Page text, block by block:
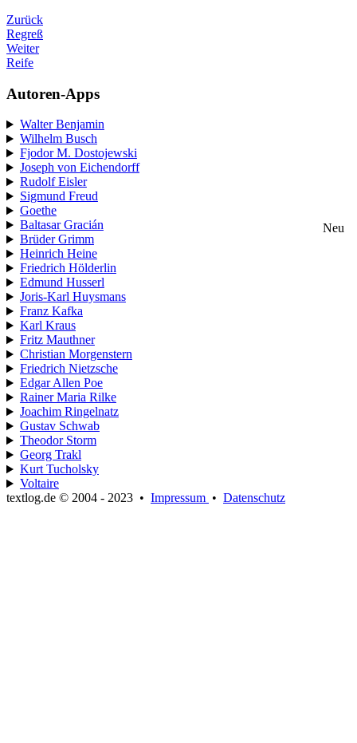
Zurück
Regreß
Weiter
Reife
Autoren-Apps
Walter Benjamin
Wilhelm Busch
Fjodor M. Dostojewski
Joseph von Eichendorff
Rudolf Eisler
Sigmund Freud
Goethe
Baltasar Gracián
Neu
Brüder Grimm
Heinrich Heine
Friedrich Hölderlin
Edmund Husserl
Joris-Karl Huysmans
Franz Kafka
Karl Kraus
Fritz Mauthner
Christian Morgenstern
Friedrich Nietzsche
Edgar Allen Poe
Rainer Maria Rilke
Joachim Ringelnatz
Gustav Schwab
Theodor Storm
Georg Trakl
Kurt Tucholsky
Voltaire
textlog.de © 2004 - 2023 • Impressum • Datenschutz